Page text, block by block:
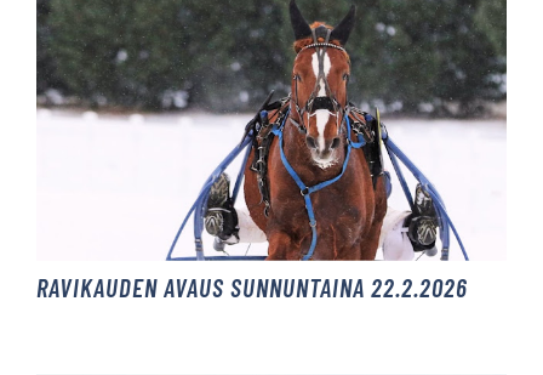
RAVIKAUDEN AVAUS SUNNUNTAINA 22.2.2026